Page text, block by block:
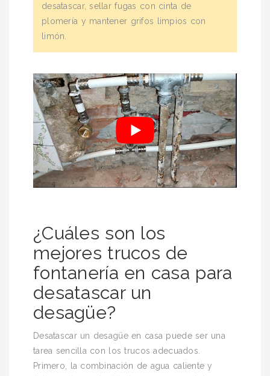
desatascar, sellar fugas con cinta de
plomería y mantener grifos limpios con
limón.
¿Cuáles son los
mejores trucos de
fontanería en casa para
desatascar un
desagüe?
Desatascar un desagüe en casa puede ser una
tarea sencilla con los trucos adecuados.
Primero, la combinación de agua caliente y